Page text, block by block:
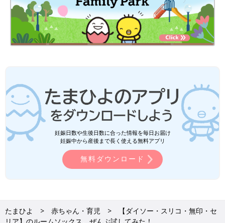
妊娠日数や生後日数に合った情報を毎日お届け
妊娠中から産後まで長く使える無料アプリ
無料ダウンロード
たまひよ 赤ちゃん・育児
【ダイソー・スリコ・無印・セ